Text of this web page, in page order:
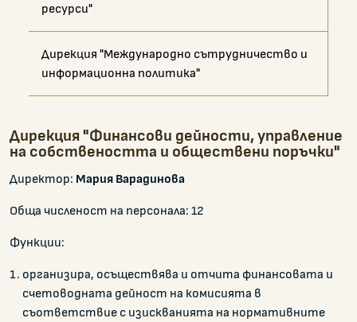
ресурси"
Дирекция "Международно сътрудничество и
информационна политика"
Дирекция "Финансови дейности, управление
на собствеността и обществени поръчки"
Директор: Мария Варадинова
Обща численост на персонала: 12
Функции:
организира, осъществява и отчита финансовата и
счетоводната дейност на комисията в
съответствие с изискванията на нормативните